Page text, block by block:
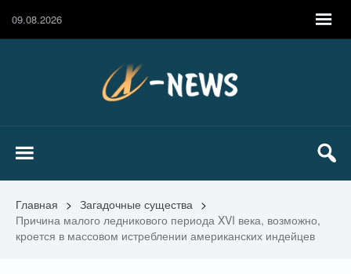
09.08.2026
Главная > Загадочные существа >
Причина малого ледникового периода XVI века, возможно,
кроется в массовом истреблении американских индейцев